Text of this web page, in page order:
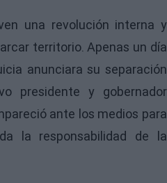
una revolución interna y
territorio. Apenas un día
anunciara su separación
presidente y gobernador
ante los medios para
la responsabilidad de la